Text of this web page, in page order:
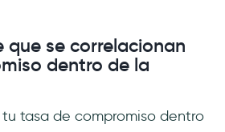
que se correlacionan
dentro de la
tasa de compromiso dentro